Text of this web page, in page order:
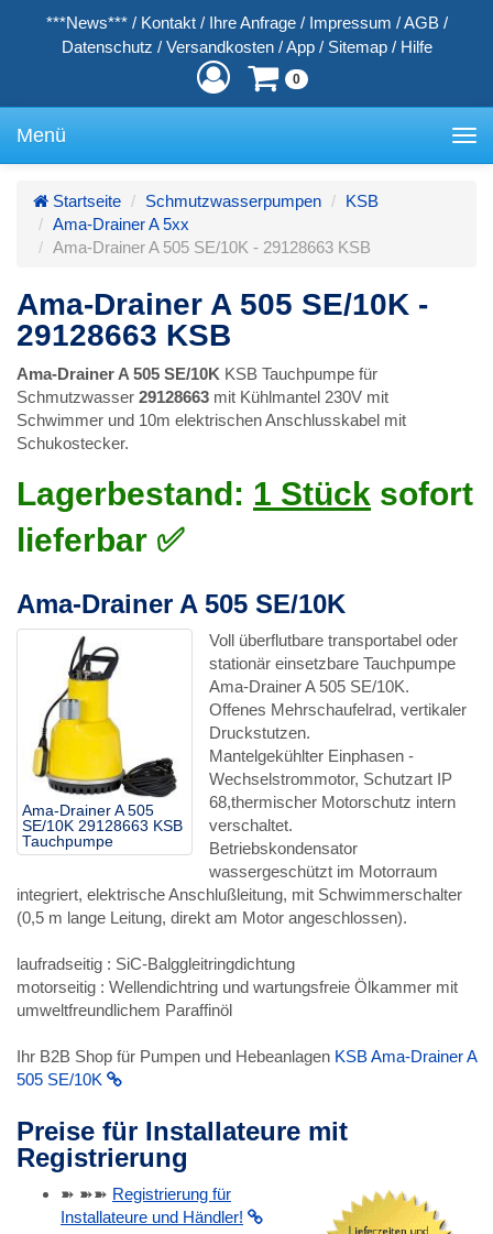
***News*** / Kontakt / Ihre Anfrage / Impressum / AGB /
Datenschutz / Versandkosten / App / Sitemap / Hilfe
0
Menü
Startseite Schmutzwasserpumpen
KSB
Ama-Drainer A 5xx
Ama-Drainer A 505 SE/10K - 29128663 KSB
Ama-Drainer A 505 SE/10K -
29128663 KSB
Ama-Drainer A 505 SE/10K KSB Tauchpumpe für
Schmutzwasser 29128663 mit Kühlmantel 230V mit
Schwimmer und 10m elektrischen Anschlusskabel mit
Schukostecker.
Lagerbestand: 1 Stück sofort
lieferbar ✅
Ama-Drainer A 505 SE/10K
Ama-Drainer A 505
SE/10K 29128663 KSB
Tauchpumpe
Voll überflutbare transportabel oder
stationär einsetzbare Tauchpumpe
Ama-Drainer A 505 SE/10K.
Offenes Mehrschaufelrad, vertikaler
Druckstutzen.
Mantelgekühlter Einphasen -
Wechselstrommotor, Schutzart IP
68,thermischer Motorschutz intern
verschaltet.
Betriebskondensator
wassergeschützt im Motorraum
integriert, elektrische Anschlußleitung, mit Schwimmerschalter
(0,5 m lange Leitung, direkt am Motor angeschlossen).
laufradseitig : SiC-Balggleitringdichtung
motorseitig : Wellendichtring und wartungsfreie Ölkammer mit
umweltfreundlichem Paraffinöl
Ihr B2B Shop für Pumpen und Hebeanlagen KSB Ama-Drainer A
505 SE/10K
Preise für Installateure mit
Registrierung
➽ ➽➽ Registrierung für
Installateure und Händler!